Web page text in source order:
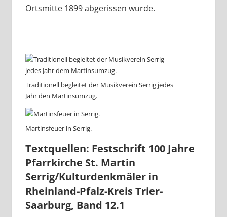
Ortsmitte 1899 abgerissen wurde.
Traditionell begleitet der Musikverein Serrig jedes
Jahr den Martinsumzug.
Martinsfeuer in Serrig.
Textquellen: Festschrift 100 Jahre
Pfarrkirche St. Martin
Serrig/Kulturdenkmäler in
Rheinland-Pfalz-Kreis Trier-
Saarburg, Band 12.1